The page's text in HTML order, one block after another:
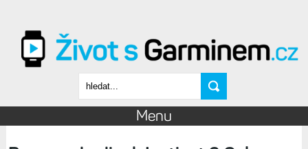
Vyhledávání
Menu